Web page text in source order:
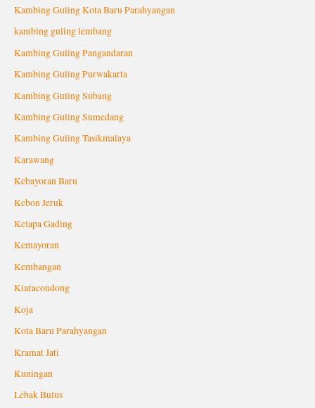
Kambing Guling Kota Baru Parahyangan
kambing guling lembang
Kambing Guling Pangandaran
Kambing Guling Purwakarta
Kambing Guling Subang
Kambing Guling Sumedang
Kambing Guling Tasikmalaya
Karawang
Kebayoran Baru
Kebon Jeruk
Kelapa Gading
Kemayoran
Kembangan
Kiaracondong
Koja
Kota Baru Parahyangan
Kramat Jati
Kuningan
Lebak Bulus